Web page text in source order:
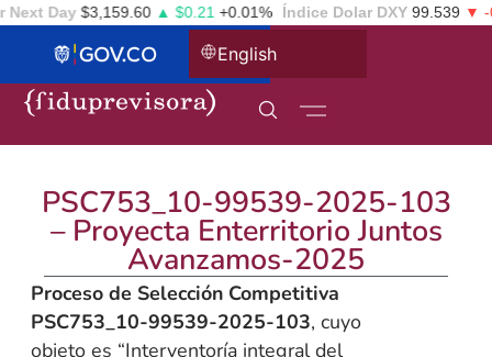
Day $3,159.60 ▲ $0.21+0.01% Índice Dolar DXY 99.539 ▼ -
English
PSC753_10-99539-2025-103
– Proyecta Enterritorio Juntos
Avanzamos-2025
Proceso de Selección Competitiva
PSC753_10-99539-2025-103, cuyo
objeto es “Interventoría integral del